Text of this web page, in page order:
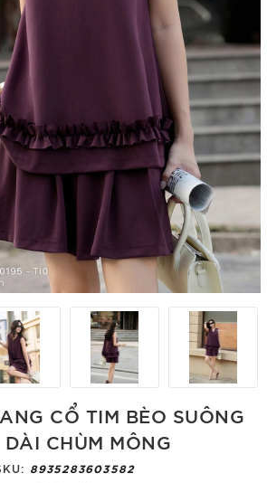
CỔ TIM BÈO SUÔNG
CHÙM MÔNG
8935283603582